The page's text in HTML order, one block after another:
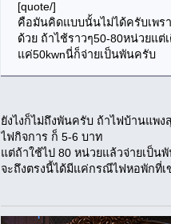
[quote/]
คือมันคิดแบบนั้นไม่ได้ครับเพร
ด้วย ถ้าไช้ราวๆ50-80หน่วยแ
แค่50kwnนี่ก็จ่ายเป็นพันครับ
ยังไงก็ไม่ถึงพันครับ ถ้าไฟบ้านแพ
ไฟกิจการ ก็ 5-6 บาท
แต่ถ้าใช้ไป 80 หน่วยแล้วจ่ายเป็น
จะถึงตรงนี้ได้มีแค่กรณีไฟหอพักที่เ